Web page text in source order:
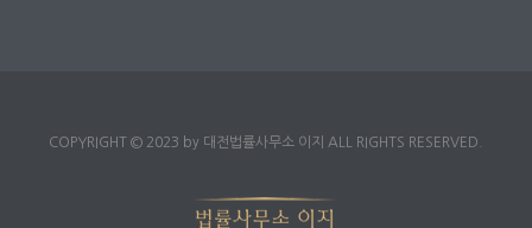
COPYRIGHT © 2023 by 대전법률사무소 이지 ALL RIGHTS RESERVED.